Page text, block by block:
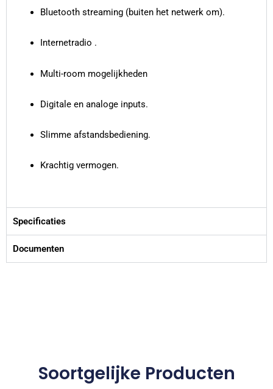
Bluetooth streaming (buiten het netwerk om).
Internetradio .
Multi-room mogelijkheden
Digitale en analoge inputs.
Slimme afstandsbediening.
Krachtig vermogen.
Specificaties
Documenten
Soortgelijke Producten